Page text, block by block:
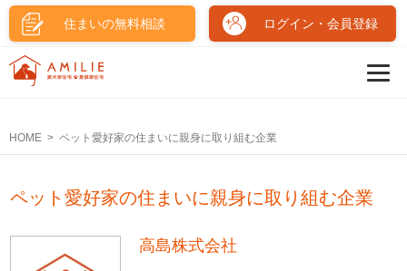
住まいの無料相談 ログイン・会員登録
HOME ペット愛好家の住まいに親身に取り組む企業
ペット愛好家の住まいに親身に取り組む企業
高島株式会社